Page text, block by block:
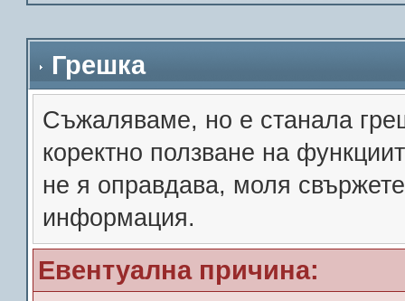
Грешка
Съжалявамe, но е станала
коректно ползване на
не я оправдава, моля
информация.
Евентуална причина: